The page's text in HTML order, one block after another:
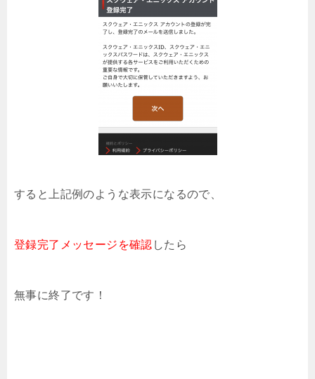
すると上記例のような表示になるので、
登録完了メッセージを確認 したら
無事に終了です！